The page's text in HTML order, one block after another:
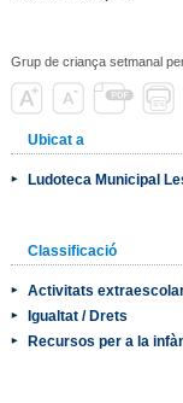
Grup de criança setmanal
Ubicat a
Ludoteca Municipal
Classificació
Activitats
Igualtat / Drets
Recursos per a la